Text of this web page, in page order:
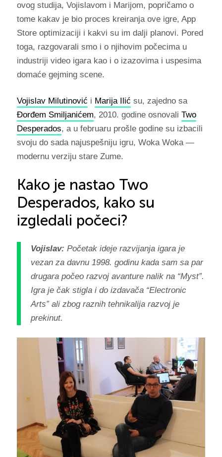
ovog studija, Vojislavom i Marijom, popričamo o
tome kakav je bio proces kreiranja ove igre, App
Store optimizaciji i kakvi su im dalji planovi. Pored
toga, razgovarali smo i o njihovim počecima u
industriji video igara kao i o izazovima i uspesima
domaće gejming scene.
Vojislav Milutinović i Marija Ilić su, zajedno sa
Đorđem Smiljanićem, 2010. godine osnovali Two
Desperados, a u februaru prošle godine su izbacili
svoju do sada najuspešniju igru, Woka Woka —
modernu verziju stare Zume.
Kako je nastao Two
Desperados, kako su
izgledali počeci?
Vojislav: Početak ideje razvijanja igara je
vezan za davnu 1998. godinu kada sam sa par
drugara počeo razvoj avanture nalik na “Myst”.
Igra je čak stigla i do izdavača “Electronic
Arts” ali zbog raznih tehnikalija razvoj je
prekinut.